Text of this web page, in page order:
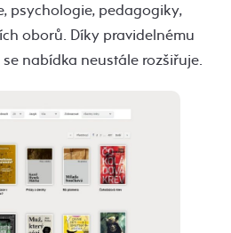
psychologie, pedagogiky,
oborů. Díky pravidelnému
nabídka neustále rozšiřuje.